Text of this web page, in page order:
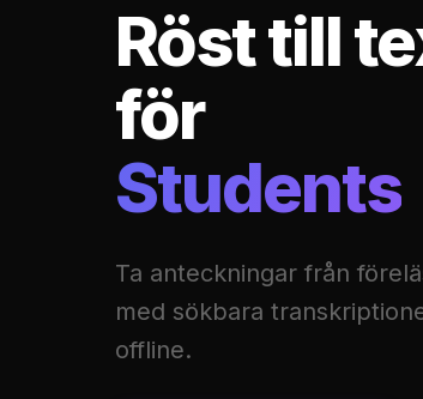
Röst till
för
Students
Ta anteckningar från
med sökbara
offline.